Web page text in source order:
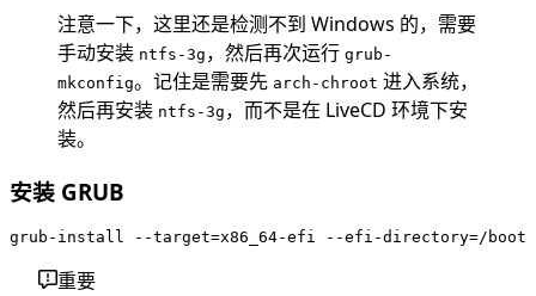
注意一下，这里还是检测不到 Windows 的，需要
手动安装 ntfs-3g ，然后再次运行 grub-
mkconfig。记住是需要先 arch-chroot 进入系统，
然后再安装 ntfs-3g ，而不是在 LiveCD 环境下安
装。
安装 GRUB
重要